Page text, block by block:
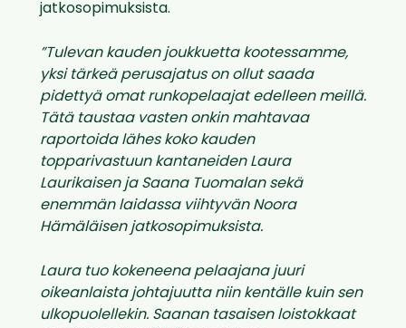
jatkosopimuksista.
”Tulevan kauden joukkuetta kootessamme,
yksi tärkeä perusajatus on ollut saada
pidettyä omat runkopelaajat edelleen meillä.
Tätä taustaa vasten onkin mahtavaa
raportoida lähes koko kauden
topparivastuun kantaneiden Laura
Laurikaisen ja Saana Tuomalan sekä
enemmän laidassa viihtyvän Noora
Hämäläisen jatkosopimuksista.
Laura tuo kokeneena pelaajana juuri
oikeanlaista johtajuutta niin kentälle kuin sen
ulkopuolellekin. Saanan tasaisen loistokkaat